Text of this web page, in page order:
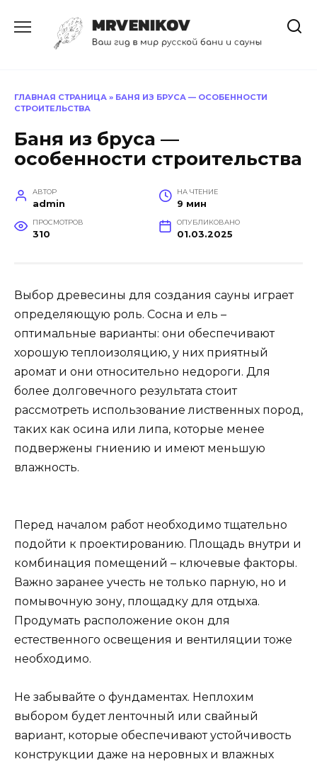
содержанию
ГЛАВНАЯ СТРАНИЦА » БАНЯ ИЗ БРУСА — ОСОБЕННОСТИ
СТРОИТЕЛЬСТВА
Баня из бруса —
особенности строительства
АВТОР
admin
НА ЧТЕНИЕ
9 мин
ПРОСМОТРОВ
310
ОПУБЛИКОВАНО
01.03.2025
Выбор древесины для создания сауны играет
определяющую роль. Сосна и ель –
оптимальные варианты: они обеспечивают
хорошую теплоизоляцию, у них приятный
аромат и они относительно недороги. Для
более долговечного результата стоит
рассмотреть использование лиственных пород,
таких как осина или липа, которые менее
подвержены гниению и имеют меньшую
влажность.
Перед началом работ необходимо тщательно
подойти к проектированию. Площадь внутри и
комбинация помещений – ключевые факторы.
Важно заранее учесть не только парную, но и
помывочную зону, площадку для отдыха.
Продумать расположение окон для
естественного освещения и вентиляции тоже
необходимо.
Не забывайте о фундаментах. Неплохим
выбором будет ленточный или свайный
вариант, которые обеспечивают устойчивость
конструкции даже на неровных и влажных